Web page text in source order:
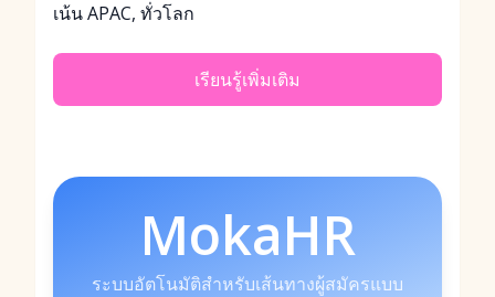
เน้น APAC, ทั่วโลก
เรียนรู้เพิ่มเติม
MokaHR
ระบบอัตโนมัติสำหรับเส้นทางผู้สมัครแบบ